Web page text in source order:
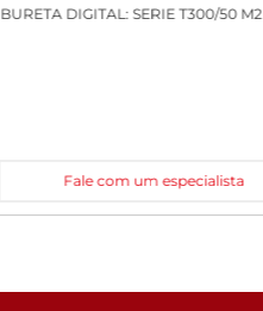
BURETA DIGITAL: SERIE T300/50 M2
Fale com um especialista